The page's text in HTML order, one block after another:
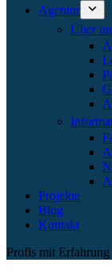
Agentur
Über
Projekte
Blog
Kontakt
Profis mit Erfahrung